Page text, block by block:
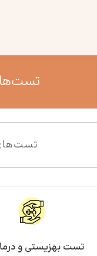
تست‌های
تست بهزیستی و